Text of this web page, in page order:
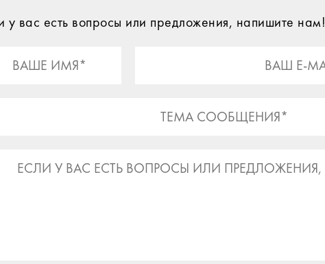
у вас есть вопросы или предложения, напишите нам!